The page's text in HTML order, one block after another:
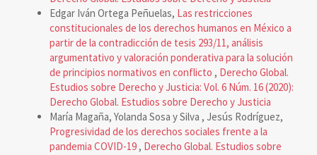
Edgar Iván Ortega Peñuelas, Las restricciones
constitucionales de los derechos humanos en México a
partir de la contradicción de tesis 293/11, análisis
argumentativo y valoración ponderativa para la solución
de principios normativos en conflicto , Derecho Global.
Estudios sobre Derecho y Justicia: Vol. 6 Núm. 16 (2020):
Derecho Global. Estudios sobre Derecho y Justicia
María Magaña, Yolanda Sosa y Silva , Jesús Rodríguez,
Progresividad de los derechos sociales frente a la
pandemia COVID-19 , Derecho Global. Estudios sobre